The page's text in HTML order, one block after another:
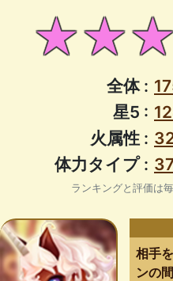
ランキングと評価は
全体 :
星5 :
火属性 :
体力タイプ :
相手
ンの